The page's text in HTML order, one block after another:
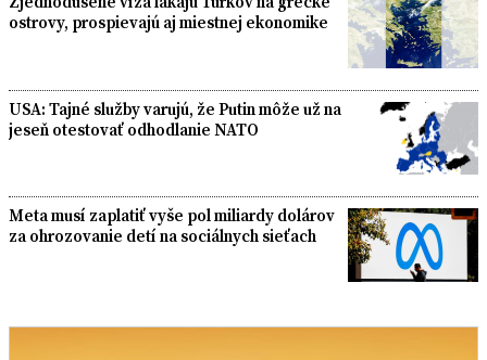
ostrovy, prospievajú aj miestnej ekonomike
USA: Tajné služby varujú, že Putin môže už na
jeseň otestovať odhodlanie NATO
Meta musí zaplatiť vyše pol miliardy dolárov
za ohrozovanie detí na sociálnych sieťach